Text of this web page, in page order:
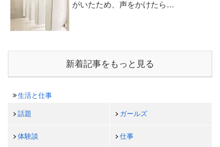
がいたため、声をかけたら…
新着記事をもっと見る
生活と仕事
話題 ガールズ
体験談 仕事